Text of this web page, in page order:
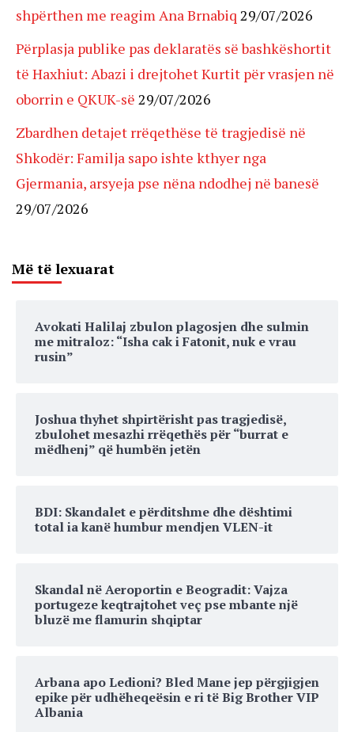
shpërthen me reagim Ana Brnabiq 29/07/2026
Përplasja publike pas deklaratës së bashkëshortit
të Haxhiut: Abazi i drejtohet Kurtit për vrasjen në
oborrin e QKUK-së 29/07/2026
Zbardhen detajet rrëqethëse të tragjedisë në
Shkodër: Familja sapo ishte kthyer nga
Gjermania, arsyeja pse nëna ndodhej në banesë
29/07/2026
Më të lexuarat
Avokati Halilaj zbulon plagosjen dhe sulmin
me mitraloz: “Isha cak i Fatonit, nuk e vrau
rusin”
Joshua thyhet shpirtërisht pas tragjedisë,
zbulohet mesazhi rrëqethës për “burrat e
mëdhenj” që humbën jetën
BDI: Skandalet e përditshme dhe dështimi
total ia kanë humbur mendjen VLEN-it
Skandal në Aeroportin e Beogradit: Vajza
portugeze keqtrajtohet veç pse mbante një
bluzë me flamurin shqiptar
Arbana apo Ledioni? Bled Mane jep përgjigjen
epike për udhëheqeësin e ri të Big Brother VIP
Albania